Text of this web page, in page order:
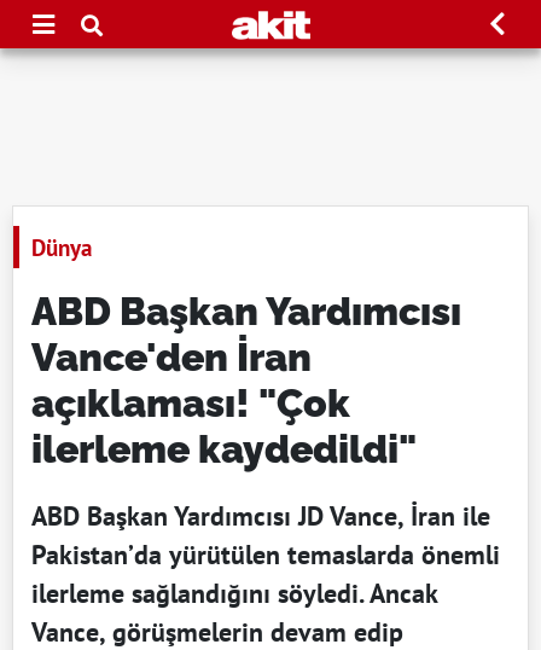
Dünya
ABD Başkan Yardımcısı
Vance'den İran
açıklaması! "Çok
ilerleme kaydedildi"
ABD Başkan Yardımcısı JD Vance, İran ile
Pakistan’da yürütülen temaslarda önemli
ilerleme sağlandığını söyledi. Ancak
Vance, görüşmelerin devam edip